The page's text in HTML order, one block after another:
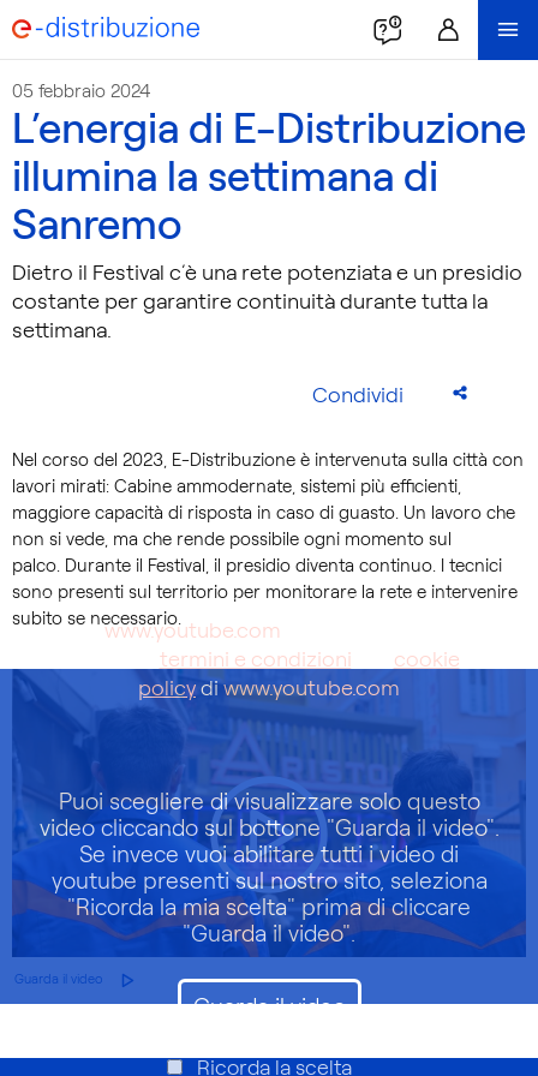
05 febbraio 2024
L’energia di E-Distribuzione
illumina la settimana di
Sanremo
Dietro il Festival c’è una rete potenziata e un presidio
costante per garantire continuità durante tutta la
settimana.
Condividi
Nel corso del 2023, E-Distribuzione è intervenuta sulla città con
lavori mirati: Cabine ammodernate, sistemi più efficienti,
maggiore capacità di risposta in caso di guasto. Un lavoro che
non si vede, ma che rende possibile ogni momento sul
palco. Durante il Festival, il presidio diventa continuo. I tecnici
sono presenti sul territorio per monitorare la rete e intervenire
subito se necessario.
Questo video è ospitato su un sito web di terze
parti (www.youtube.com
termini e condizioni
cookie
policydiwww.youtube.com
Puoi scegliere di visualizzare solo questo
video cliccando sul bottone "Guarda il video".
Se invece vuoi abilitare tutti i video di
youtube presenti sul nostro sito, seleziona
"Ricorda la mia scelta" prima di cliccare
"Guarda il video".
Guarda il video
Ricorda la scelta
Guarda il video